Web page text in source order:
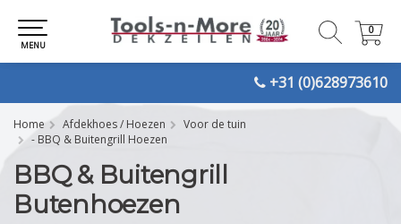
+31 (0)628973610
0
0
MENU
Home Afdekhoes / Hoezen
Voor de tuin
- BBQ & Buitengrill Hoezen
BBQ & Buitengrill
Butenhoezen